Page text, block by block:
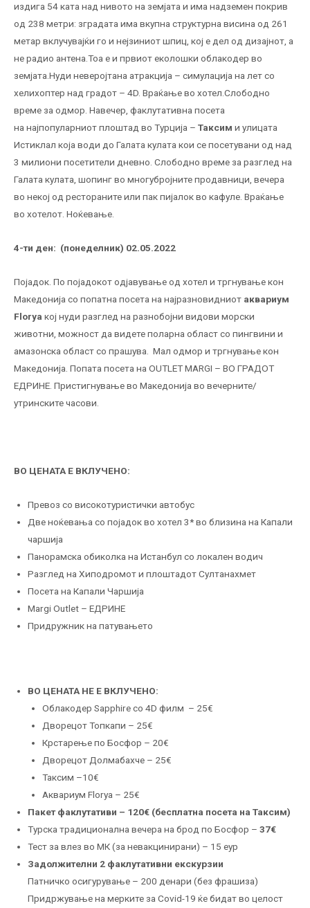
издига 54 ката над нивото на земјата и има надземен покрив
од 238 метри: зградата има вкупна структурна висина од 261
метар вклучувајќи го и нејзиниот шпиц, кој е дел од дизајнот, а
не радио антена.Тоа е и првиот еколошки облакодер во
земјата.Нуди неверојтана атракција – симулација на лет со
хелихоптер над градот – 4D. Враќање во хотел.Слободно
време за одмор. Навечер, факлутативна посета
на најпопуларниот плоштад во Турција – Таксим и улицата
Истиклал која води до Галата кулата кои се посетувани од над
3 милиони посетители дневно. Слободно време за разглед на
Галата кулата, шопинг во многубројните продавници, вечера
во некој од рестораните или пак пијалок во кафуле. Враќање
во хотелот. Ноќевање.
4-ти ден: (понеделник) 02.05.2022
Појадок. По појадокот одјавување од хотел и тргнување кон
Македонија со попатна посета на најразновидниот аквариум
Florya кој нуди разглед на разнобојни видови морски
животни, можност да видете поларна област со пингвини и
амазонска област со прашува. Мал одмор и тргнување кон
Македонија. Попата посета на OUTLET MARGI – ВО ГРАДОТ
ЕДРИНЕ. Пристигнување во Македонија во вечерните/
утринските часови.
ВО ЦЕНАТА Е ВКЛУЧЕНО:
Превоз со високотуристички автобус
Две ноќевања со појадок во хотел 3* во близина на Капали
чаршија
Панорамска обиколка на Истанбул со локален водич
Разглед на Хиподромот и плоштадот Султанахмет
Посета на Капали Чаршија
Margi Outlet – ЕДРИНЕ
Придружник на патувањето
ВО ЦЕНАТА НЕ Е ВКЛУЧЕНО:
Облакодер Sapphire со 4D филм – 25€
Дворецот Топкапи – 25€
Крстарење по Босфор – 20€
Дворецот Долмабахче – 25€
Таксим –10€
Аквариум Florya – 25€
Пакет факлутативи – 120€ (бесплатна посета на Таксим)
Турска традиционална вечера на брод по Босфор – 37€
Тест за влез во МК (за невакцинирани) – 15 еур
Задолжителни 2 факлутативни екскурзии
Патничко осигурување – 200 денари (без фрашиза)
Придржување на мерките за Covid-19 ќе бидат во целост